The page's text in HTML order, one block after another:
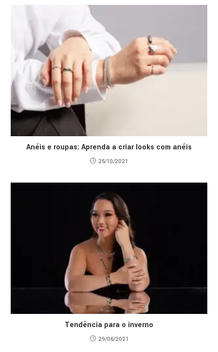
Anéis e roupas: Aprenda a criar looks com anéis
25/10/2021
Tendência para o inverno
29/06/2021